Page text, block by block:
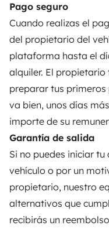
Pago seguro
Cuando realizas el
del propietario del
plataforma hasta el
alquiler. El
preparar tus primeros
va bien, unos días
importe de su
Garantía de salida
Si no puedes iniciar
vehículo o por un
propietario, nuestro
alternativos que
recibirás un
Contrato de alquiler
Seguros de alquiler
Asistencias de alquiler
Ayuda propietario
Descargar en
App Store